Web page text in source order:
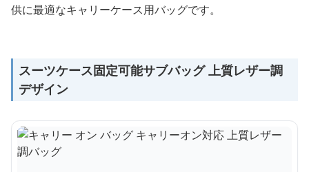
供に最適なキャリーケース用バッグです。
スーツケース固定可能サブバッグ 上質レザー調
デザイン